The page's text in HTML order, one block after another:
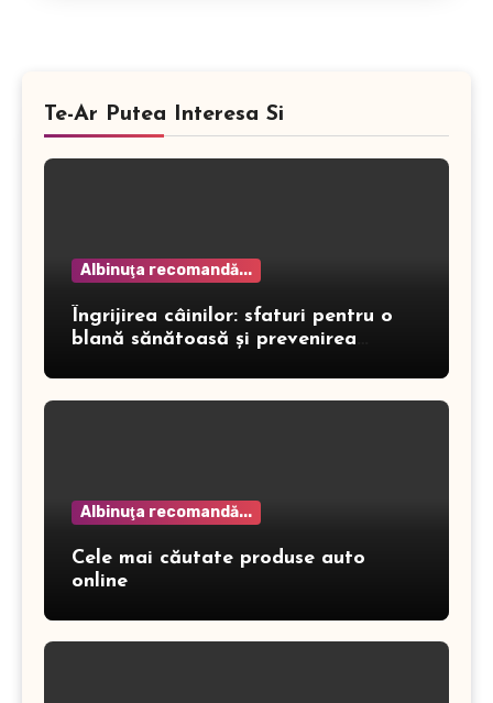
Te-Ar Putea Interesa Si
Albinuţa recomandă...
Îngrijirea câinilor: sfaturi pentru o
blană sănătoasă și prevenirea
Albinuţa recomandă...
Cele mai căutate produse auto
online